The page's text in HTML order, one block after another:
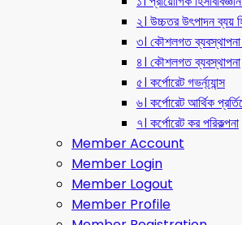
২। উচ্চতর উৎপাদন ব্যয়
৩। কৌশলগত ব্যবস্থাপনা
৪। কৌশলগত ব্যবস্থাপনা
৫। কর্পোরেট গভর্ন্য্যান্স
৬। কর্পোরেট আর্থিক
৭। কর্পোরেট কর পরিকল্পনা
Member Account
Member Login
Member Logout
Member Profile